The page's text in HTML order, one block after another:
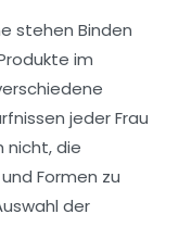
stehen Binden
im
jeder Frau
nicht, die
Formen zu
der